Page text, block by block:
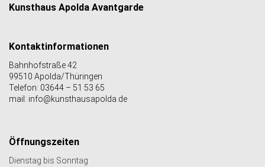
Kunsthaus Apolda Avantgarde
Kontaktinformationen
Bahnhofstraße 42
99510 Apolda/Thüringen
Telefon: 03644 – 51 53 65
mail: info@kunsthausapolda.de
Öffnungszeiten
Dienstag bis Sonntag